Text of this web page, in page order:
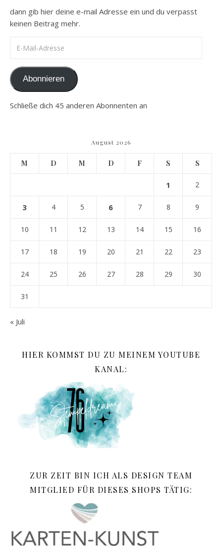
dann gib hier deine e-mail Adresse ein und du verpasst
keinen Beitrag mehr.
Abonnieren
Schließe dich 45 anderen Abonnenten an
August 2026
M D M D F S S
1 2
3 4 5 6 7 8 9
10 11 12 13 14 15 16
17 18 19 20 21 22 23
24 25 26 27 28 29 30
31
« Juli
HIER KOMMST DU ZU MEINEM YOUTUBE
KANAL:
ZUR ZEIT BIN ICH ALS DESIGN TEAM
MITGLIED FÜR DIESES SHOPS TÄTIG: